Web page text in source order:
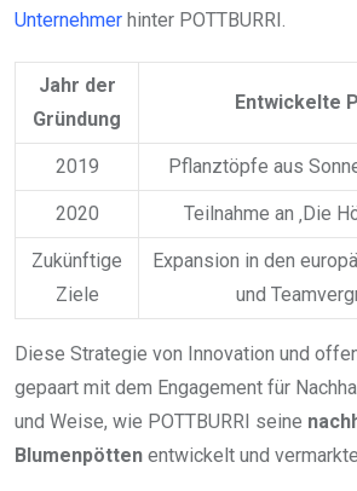
Unternehmer hinter POTTBURRI.
Jahr der
Gründung
Entwickelte
2019 Pflanztöpfe aus
2020 Teilnahme an ‚Die
Zukünftige
Ziele
Expansion in den
und
Diese Strategie von Innovation und
gepaart mit dem Engagement für
und Weise, wie POTTBURRI seine
Blumenpötten entwickelt und